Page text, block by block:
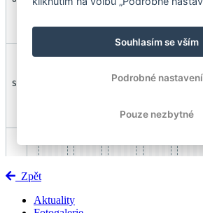
Zpět
Aktuality